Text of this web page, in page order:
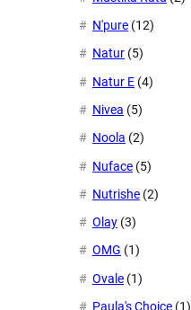
N'pure (12)
Natur (5)
Natur E (4)
Nivea (5)
Noola (2)
Nuface (5)
Nutrishe (2)
Olay (3)
OMG (1)
Ovale (1)
Paula's Choice (1)